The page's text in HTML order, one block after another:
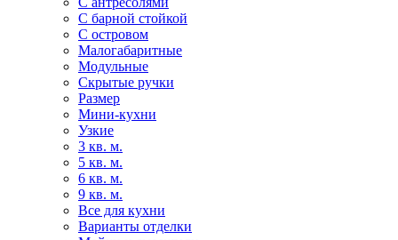
С барной стойкой
С островом
Малогабаритные
Модульные
Скрытые ручки
Размер
Мини-кухни
Узкие
3 кв. м.
5 кв. м.
6 кв. м.
9 кв. м.
Все для кухни
Варианты отделки